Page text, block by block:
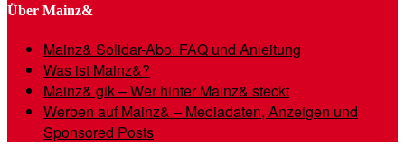
Über Mainz&
Mainz& Solidar-Abo: FAQ und Anleitung
Was ist Mainz&?
Mainz& gik – Wer hinter Mainz& steckt
Werben auf Mainz& – Mediadaten, Anzeigen und
Sponsored Posts